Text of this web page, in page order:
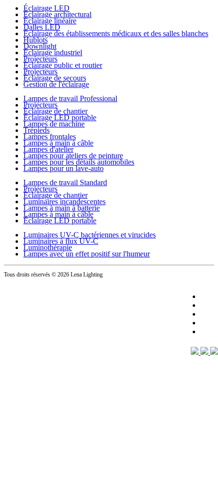
Éclairage LED
Éclairage architectural
Éclairage linéaire
Dalles LED
Éclairage des établissements médicaux et des salles blanches
Hublots
Downlight
Éclairage industriel
Projecteurs
Éclairage public et routier
Projecteurs
Éclairage de secours
Gestion de l'éclairage
Lampes de travail Professional
Projecteurs
Éclairage de chantier
Éclairage LED portable
Lampes de machine
Trépieds
Lampes frontales
Lampes à main à câble
Lampes d'atelier
Lampes pour ateliers de peinture
Lampes pour les détails automobiles
Lampes pour un lave-auto
Lampes de travail Standard
Projecteurs
Éclairage de chantier
Luminaires incandescentes
Lampes à main à batterie
Lampes à main à câble
Éclairage LED portable
Luminaires UV-C bactériennes et virucides
Luminaires à flux UV-C
Luminothérapie
Lampes avec un effet positif sur l'humeur
Tous droits réservés © 2026 Lena Lighting